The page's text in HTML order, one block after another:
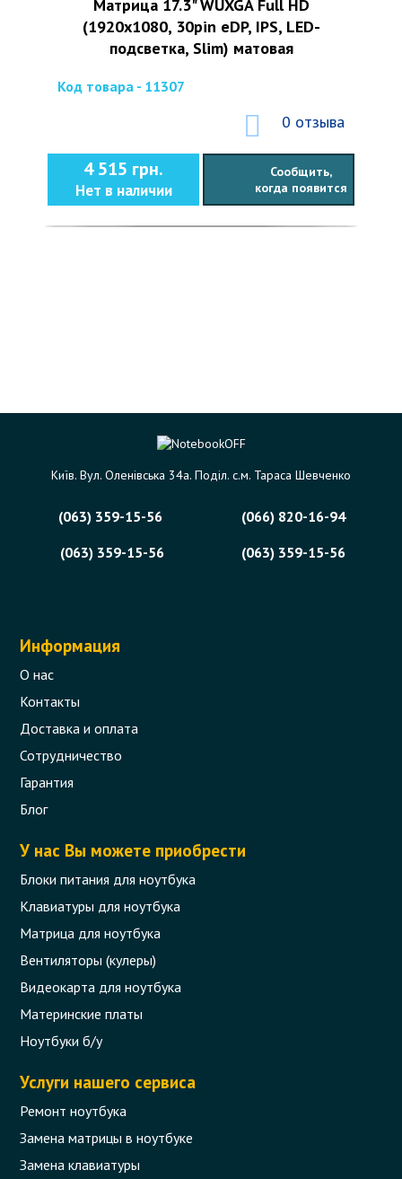
Матрица 17.3" WUXGA Full HD
(1920x1080, 30pin eDP, IPS, LED-
подсветка, Slim) матовая
Код товара - 11307
0 отзыва
4 515 грн.
Нет в наличии
Сообщить,
когда появится
Київ. Вул. Оленівська 34а. Поділ. с.м. Тараса Шевченко
(063) 359-15-56
(066) 820-16-94
(063) 359-15-56
(063) 359-15-56
Информация
О нас
Контакты
Доставка и оплата
Сотрудничество
Гарантия
Блог
У нас Вы можете приобрести
Блоки питания для ноутбука
Клавиатуры для ноутбука
Матрица для ноутбука
Вентиляторы (кулеры)
Видеокарта для ноутбука
Материнские платы
Ноутбуки б/у
Услуги нашего сервиса
Ремонт ноутбука
Замена матрицы в ноутбуке
Замена клавиатуры